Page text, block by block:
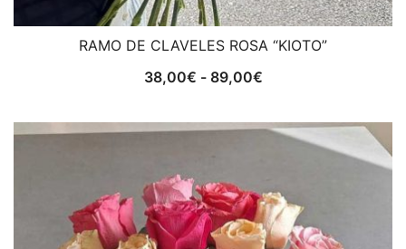
RAMO DE CLAVELES ROSA “KIOTO”
38,00€ - 89,00€Rango
precios:
desde
hasta
89,00€